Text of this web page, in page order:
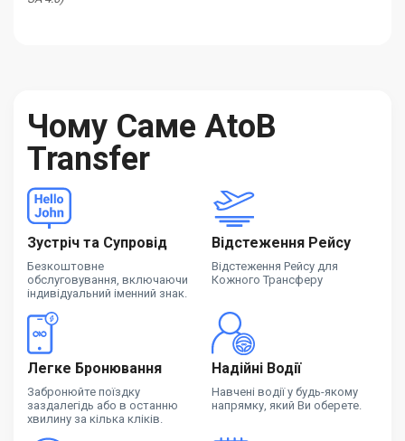
Чому Саме AtoB
Transfer
Зустріч та Супровід
Безкоштовне
обслуговування, включаючи
індивідуальний іменний знак.
Відстеження Рейсу
Відстеження Рейсу для
Кожного Трансферу
Легке Бронювання
Забронюйте поїздку
заздалегідь або в останню
хвилину за кілька кліків.
Надійні Водії
Навчені водії у будь-якому
напрямку, який Ви оберете.